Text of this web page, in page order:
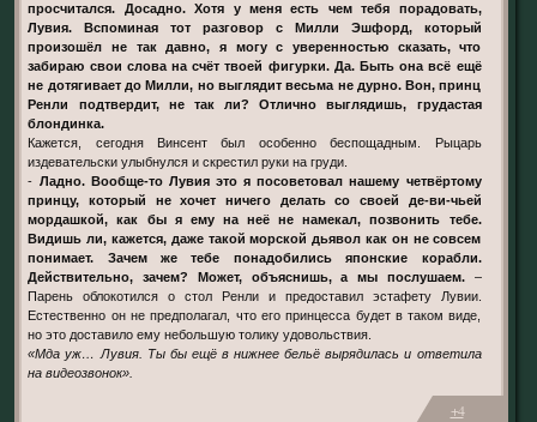
просчитался. Досадно. Хотя у меня есть чем тебя порадовать,
Лувия. Вспоминая тот разговор с Милли Эшфорд, который
произошёл не так давно, я могу с уверенностью сказать, что
забираю свои слова на счёт твоей фигурки. Да. Быть она всё ещё
не дотягивает до Милли, но выглядит весьма не дурно. Вон, принц
Ренли подтвердит, не так ли? Отлично выглядишь, грудастая
блондинка.
Кажется, сегодня Винсент был особенно беспощадным. Рыцарь
издевательски улыбнулся и скрестил руки на груди.
- Ладно. Вообще-то Лувия это я посоветовал нашему четвёртому
принцу, который не хочет ничего делать со своей де-ви-чьей
мордашкой, как бы я ему на неё не намекал, позвонить тебе.
Видишь ли, кажется, даже такой морской дьявол как он не совсем
понимает. Зачем же тебе понадобились японские корабли.
Действительно, зачем? Может, объяснишь, а мы послушаем.–
Парень облокотился о стол Ренли и предоставил эстафету Лувии.
Естественно он не предполагал, что его принцесса будет в таком виде,
но это доставило ему небольшую толику удовольствия.
«Мда уж… Лувия. Ты бы ещё в нижнее бельё вырядилась и ответила
на видеозвонок».
+4